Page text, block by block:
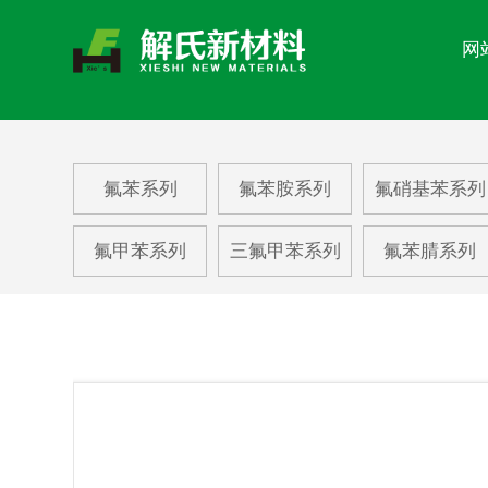
网
关于我们
About us
产品中心
Product center
新闻中心
News center
氟苯系列 氟苯胺系列 氟硝基苯系列
氟甲苯系列 三氟甲苯系列 氟苯腈系列